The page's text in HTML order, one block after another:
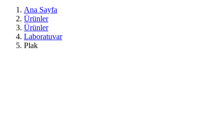
Ana Sayfa
Ürünler
Ürünler
Laboratuvar
Plak